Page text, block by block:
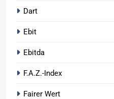
Dart
Ebit
Ebitda
F.A.Z.-Index
Fairer Wert